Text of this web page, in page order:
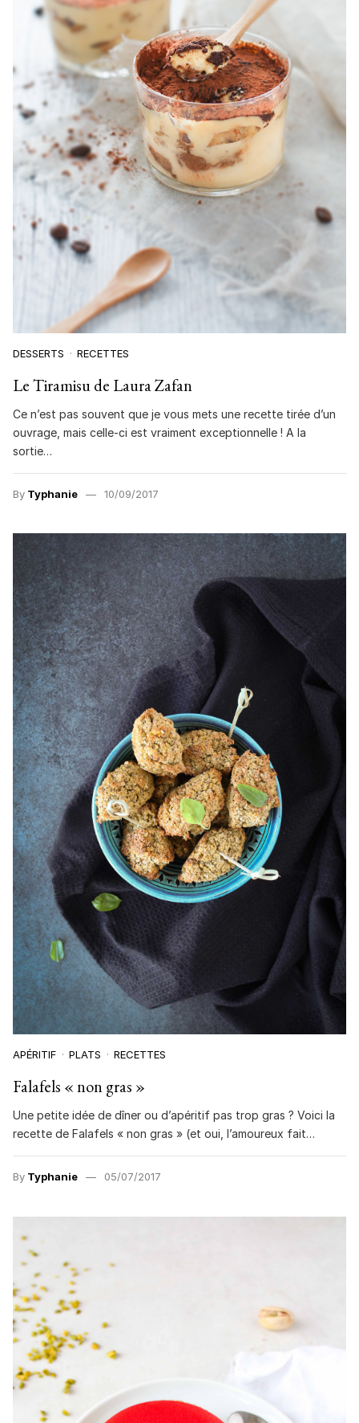
DESSERTS RECETTES
Le Tiramisu de Laura Zafan
Ce n’est pas souvent que je vous mets une recette tirée d’un
ouvrage, mais celle-ci est vraiment exceptionnelle ! A la
sortie…
By Typhanie 10/09/2017
APÉRITIF PLATS RECETTES
Falafels « non gras »
Une petite idée de dîner ou d’apéritif pas trop gras ? Voici la
recette de Falafels « non gras » (et oui, l’amoureux fait…
By Typhanie 05/07/2017